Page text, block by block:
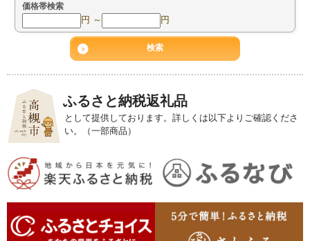
価格帯検索
円 ～ 円
ふるさと納税返礼品
として提供しております。詳しくは以下よりご確認くださ
い。（一部商品）